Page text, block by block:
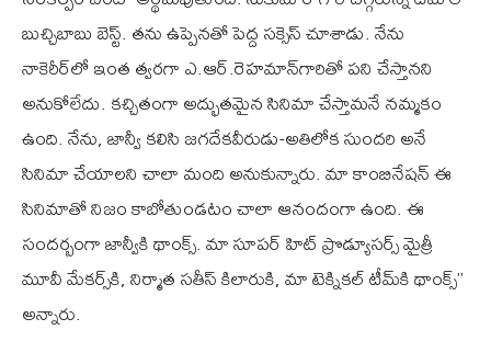
బుచ్చిబాబు బెస్ట్. తను ఉప్పెనతో పెద్ద సక్సెస్ చూశాడు. నేను
నాకెరీర్‌లో ఇంత త్వరగా ఎ.ఆర్.రెహమాన్‌గారితో పని చేస్తానని
అనుకోలేదు. కచ్చితంగా అద్భుతమైన సినిమా చేస్తామనే నమ్మకం
ఉంది. నేను, జాన్వీ కలిసి జగదేకవీరుడు-అతిలోక సుందరి అనే
సినిమా చేయాలని చాలా మంది అనుకున్నారు. మా కాంబినేషన్ ఈ
సినిమాతో నిజం కాబోతుండటం చాలా ఆనందంగా ఉంది. ఈ
సందర్బంగా జాన్వీకి థాంక్స్. మా సూపర్ హిట్ ప్రొడ్యూసర్స్ మైత్రీ
మూవీ మేకర్స్‌కి, నిర్మాత సతీస్ కిలారుకి, మా టెక్నికల్ టీమ్‌కి థాంక్స్’’
అన్నారు.